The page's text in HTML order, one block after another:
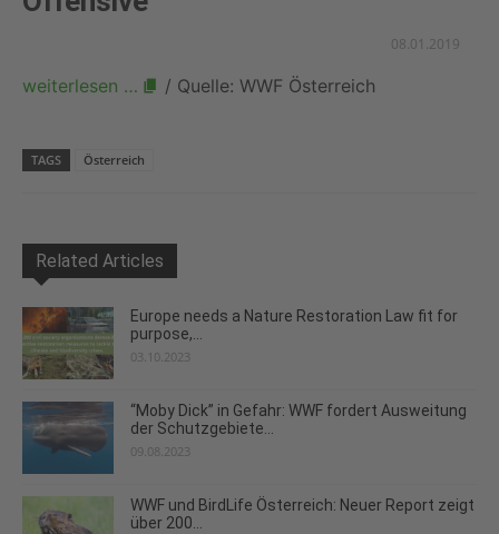
08.01.2019
weiterlesen … / Quelle: WWF Österreich
TAGS Österreich
Related Articles
Europe needs a Nature Restoration Law fit for
purpose,...
03.10.2023
“Moby Dick” in Gefahr: WWF fordert Ausweitung
der Schutzgebiete...
09.08.2023
WWF und BirdLife Österreich: Neuer Report zeigt
über 200...